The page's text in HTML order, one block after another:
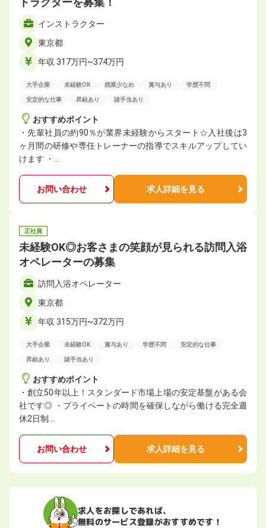
インストラクター
東京都
年収 317万円~374万円
大手企業 未経験OK 残業少なめ 賞与あり 学歴不問
安定的な仕事 昇給あり 諸手当あり
おすすめポイント
・先輩社員の約90％が業界未経験からスタート☆入社後は3
ヶ月間の研修や専任トレーナーの指導でスキルアップしてい
けます ・…
お問い合わせ 求人詳細を見る
正社員
未経験OK◎お客さまの笑顔が見られる訪問入浴
オペレーターの募集
訪問入浴オペレーター
東京都
年収 315万円~372万円
大手企業 未経験OK 賞与あり 学歴不問 安定的な仕事
昇給あり 諸手当あり
おすすめポイント
・創立50年以上！スタンダード市場上場の安定基盤がある会
社です◎ ・プライベートの時間を確保しながら働ける完全週
休2日制…
お問い合わせ 求人詳細を見る
求人をお探しであれば、
無料のサービス登録がおすすめです！